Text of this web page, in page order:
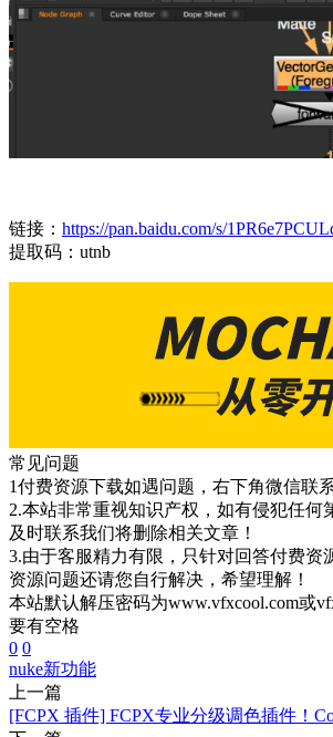
链接： https://pan.baidu.com/s/
提取码：utnb
常见问题
1付费资源下载如遇问题，右下角微信联
2.本站非常重视知识产权，如有侵犯任何
及时联系我们将删除相关文章！
3.由于客服精力有限，只针对回答付费资
资源问题还请您自行解决，希望理解！
本站默认解压密码为www.vfxcool.com或
要有空格
0 0
nuke新功能
上一篇
[FCPX 插件] FCPX专业分级调色插件！